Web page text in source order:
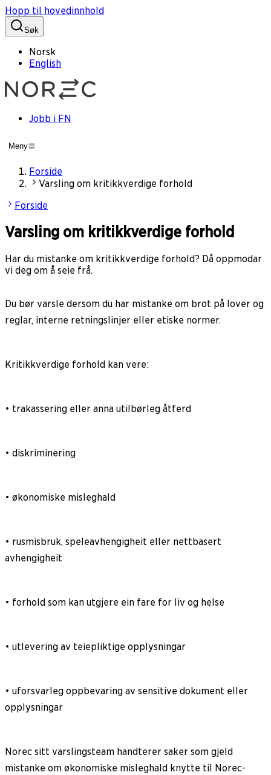
Hopp til hovedinnhold
Søk
Norsk
English
Jobb i FN
Meny
Forside
Varsling om kritikkverdige forhold
Forside
Varsling om kritikkverdige forhold
Har du mistanke om kritikkverdige forhold? Då oppmodar
vi deg om å seie frå.
Du bør varsle dersom du har mistanke om brot på lover og
reglar, interne retningslinjer eller etiske normer.
Kritikkverdige forhold kan vere:
• trakassering eller anna utilbørleg åtferd
• diskriminering
• økonomiske misleghald
• rusmisbruk, speleavhengigheit eller nettbasert
avhengigheit
• forhold som kan utgjere ein fare for liv og helse
• utlevering av teiepliktige opplysningar
• uforsvarleg oppbevaring av sensitive dokument eller
opplysningar
Norec sitt varslingsteam handterer saker som gjeld
mistanke om økonomiske misleghald knytte til Norec-